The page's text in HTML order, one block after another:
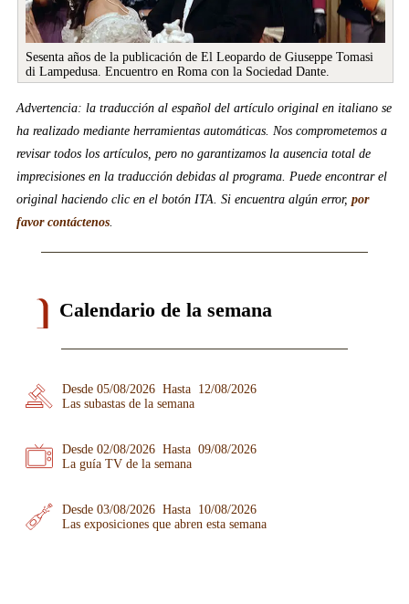
Sesenta años de la publicación de El Leopardo de Giuseppe Tomasi
di Lampedusa. Encuentro en Roma con la Sociedad Dante.
Advertencia: la traducción al español del artículo original en italiano se
ha realizado mediante herramientas automáticas. Nos comprometemos a
revisar todos los artículos, pero no garantizamos la ausencia total de
imprecisiones en la traducción debidas al programa. Puede encontrar el
original haciendo clic en el botón ITA. Si encuentra algún error, por
favor contáctenos.
Calendario de la semana
Desde 05/08/2026 Hasta 12/08/2026
Las subastas de la semana
Desde 02/08/2026 Hasta 09/08/2026
La guía TV de la semana
Desde 03/08/2026 Hasta 10/08/2026
Las exposiciones que abren esta semana